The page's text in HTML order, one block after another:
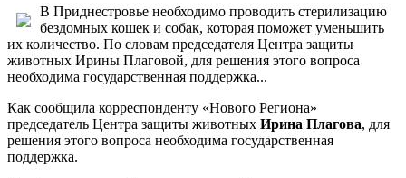
В Приднестровье необходимо проводить стерилизацию
бездомных кошек и собак, которая поможет уменьшить
их количество. По словам председателя Центра защиты
животных Ирины Плаговой, для решения этого вопроса
необходима государственная поддержка...
Как сообщила корреспонденту «Нового Региона»
председатель Центра защиты животных Ирина Плагова, для
решения этого вопроса необходима государственная
поддержка.